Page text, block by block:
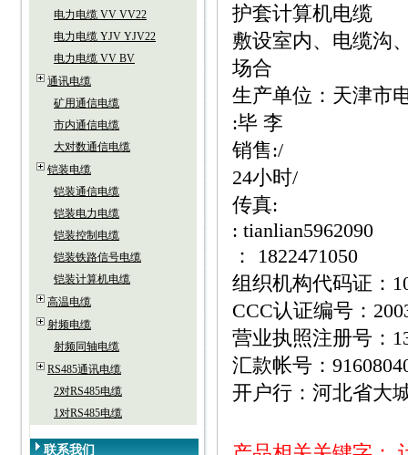
电力电缆 VV VV22
电力电缆 YJV YJV22
电力电缆 VV BV
通讯电缆
矿用通信电缆
市内通信电缆
大对数通信电缆
铠装电缆
铠装通信电缆
铠装电力电缆
铠装控制电缆
铠装铁路信号电缆
铠装计算机电缆
高温电缆
射频电缆
射频同轴电缆
RS485通讯电缆
2对RS485电缆
1对RS485电缆
联系我们
护套计算机电缆
敷设室内、电缆沟
场合
生产单位：天津市
:毕 李
销售:/
24小时/
传真:
: tianlian5962090
： 1822471050
组织机构代码证：
CCC认证编号：
营业执照注册号：
汇款帐号：
开户行：河北省大